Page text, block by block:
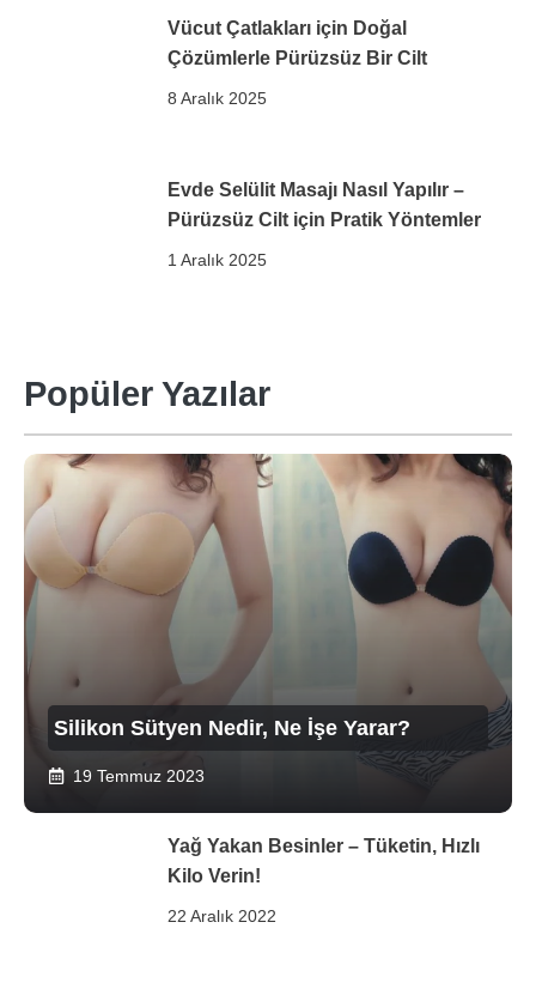
Vücut Çatlakları için Doğal
Çözümlerle Pürüzsüz Bir Cilt
8 Aralık 2025
Evde Selülit Masajı Nasıl Yapılır –
Pürüzsüz Cilt için Pratik Yöntemler
1 Aralık 2025
Popüler Yazılar
Silikon Sütyen Nedir, Ne İşe Yarar?
19 Temmuz 2023
Yağ Yakan Besinler – Tüketin, Hızlı
Kilo Verin!
22 Aralık 2022